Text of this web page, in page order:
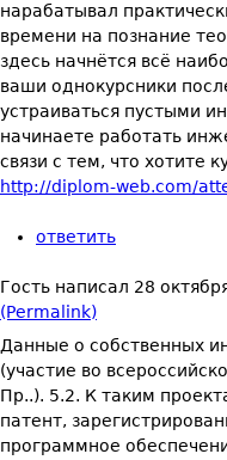
нарабатывал
времени на познание
здесь начнётся всё
ваши однокурсники
устраиваться пустыми
начинаете работать
связи с тем, что хотите
http://diplom-web.com/
ответить
Гость написал 28
(Permalink)
Данные о собственных
(участие во
Пр..). 5.2. К таким
патент,
программное